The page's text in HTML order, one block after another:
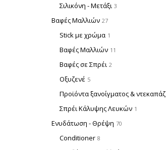
Σιλικόνη - Μετάξι 3
Βαφές Μαλλιών 27
Stick με χρώμα 1
Βαφές Μαλλιών 11
Βαφές σε Σπρέι 2
Οξυζενέ 5
Προϊόντα ξανοίγματος & ντεκαπάζ
Σπρέι Κάλυψης Λευκών 1
Ενυδάτωση - Θρέψη 70
Conditioner 8